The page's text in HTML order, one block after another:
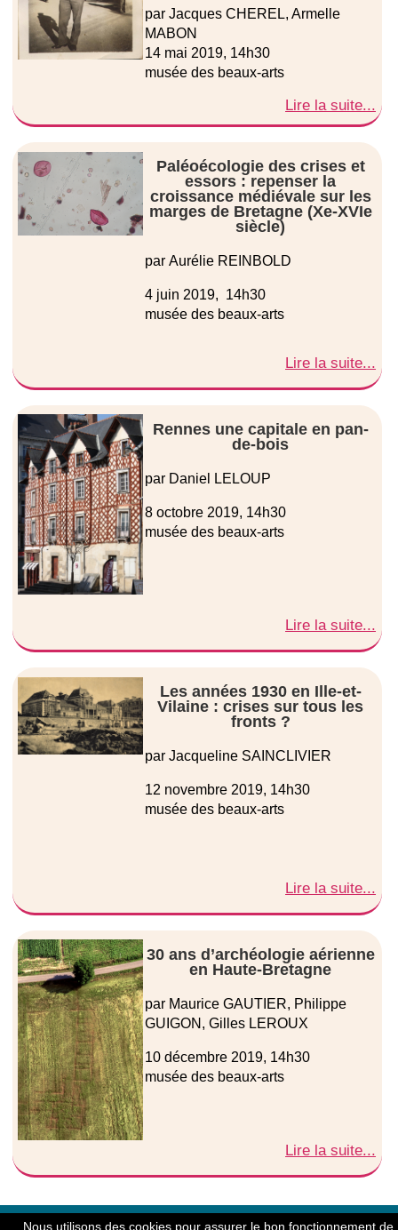
Nous utilisons des cookies pour assurer le bon fonctionnement de
par Jacques CHEREL, Armelle
MABON
14 mai 2019, 14h30
musée des beaux-arts
Lire la suite...
Paléoécologie des crises et
essors : repenser la
croissance médiévale sur les
marges de Bretagne (Xe-XVIe
siècle)
par Aurélie REINBOLD
4 juin 2019, 14h30
musée des beaux-arts
Lire la suite...
Rennes une capitale en pan-
de-bois
par Daniel LELOUP
8 octobre 2019, 14h30
musée des beaux-arts
Lire la suite...
Les années 1930 en Ille-et-
Vilaine : crises sur tous les
fronts ?
par Jacqueline SAINCLIVIER
12 novembre 2019, 14h30
musée des beaux-arts
Lire la suite...
30 ans d’archéologie aérienne
en Haute-Bretagne
par Maurice GAUTIER, Philippe
GUIGON, Gilles LEROUX
10 décembre 2019, 14h30
musée des beaux-arts
Lire la suite...
© Copyright 2004-2026 - Société Archéologique et Historique